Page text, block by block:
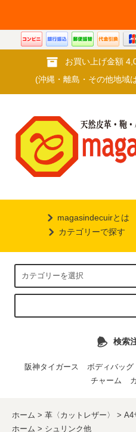
お買い上げ金額
(沖縄・離島・その他地域
magasindecuirとは
カテゴリーで探す
検索
阪神タイガース ボディバッグ
チャーム
ホーム > 革〈カットレザー〉 > A4
ホーム > シュリンク他